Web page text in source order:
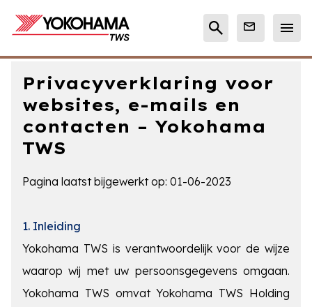
Privacyverklaring voor
websites, e-mails en
contacten – Yokohama
TWS
Pagina laatst bijgewerkt op: 01-06-2023
1. Inleiding
Yokohama TWS is verantwoordelijk voor de wijze
waarop wij met uw persoonsgegevens omgaan.
Yokohama TWS omvat Yokohama TWS Holding